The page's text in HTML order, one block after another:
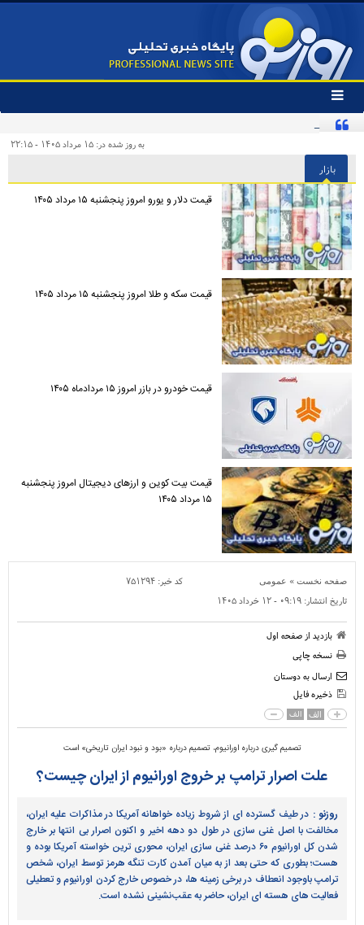
تغییر
وضعیت
منوی
ها
به روز شده در: ۱۵ مرداد ۱۴۰۵ - ۲۲:۱۵
بازار
قیمت دلار و یورو امروز پنجشنبه ۱۵ مرداد ۱۴۰۵
قیمت سکه و طلا امروز پنجشنبه ۱۵ مرداد ۱۴۰۵
قیمت خودرو در بازر امروز ۱۵ مردادماه ۱۴۰۵
قیمت بیت کوین و ارز‌های دیجیتال امروز پنجشنبه
۱۵ مرداد ۱۴۰۵
صفحه نخست » عمومی کد خبر: ۷۵۱۲۹۴
تاریخ انتشار: ۰۹:۱۹ - ۱۲ خرداد ۱۴۰۵
بازدید از صفحه اول
نسخه چاپی
ارسال به دوستان
ذخیره فایل
الف الف
تصمیم گیری درباره اورانیوم، تصمیم درباره «بود و نبود ایران تاریخی» است
علت اصرار ترامپ بر خروج اورانیوم از ایران چیست؟
روزنو : در طیف گسترده ای از شروط زیاده خواهانه آمریکا در مذاکرات علیه ایران،
مخالفت با اصل غنی سازی در طول دو دهه اخیر و اکنون اصرار بی انتها بر خارج
شدن کل اورانیوم ۶۰ درصد غنی سازی ایران، محوری ترین خواسته آمریکا بوده و
هست؛ بطوری که حتی بعد از به میان آمدن کارت تنگه هرمز توسط ایران، شخص
ترامپ باوجود انعطاف در برخی زمینه ها، در خصوص خارج کردن اورانیوم و تعطیلی
فعالیت های هسته ای ایران، حاضر به عقب‌نشینی نشده است.